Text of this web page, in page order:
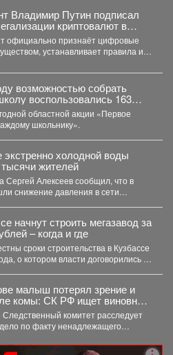
Владимир Путин подписал
криптовалют в
официально признаёт цифровые
устанавливает правила их
возможностью собрать
воспользовались 163
семьи
областной акции «Первое
школьнику».
экстренно холодной воды
жителей
Сергей Алексеев сообщил, что в
снижение давления в сети
начнут строить мегазавод за
– когда и где
сроки строительства в Кузбассе
о котором власти договорились в
малыш потерял зрение и
комы: СК РФ ищет виновных
детстве
Следственный комитет расследует
по факту ненадлежащего